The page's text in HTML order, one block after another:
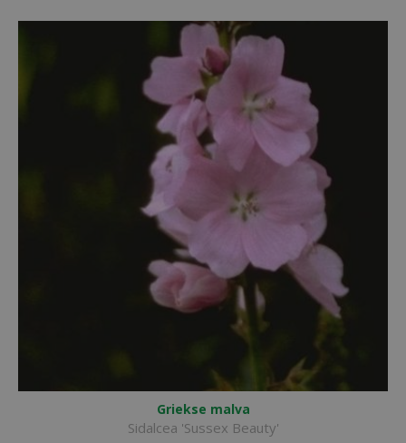
Griekse malva
Sidalcea 'Sussex Beauty'